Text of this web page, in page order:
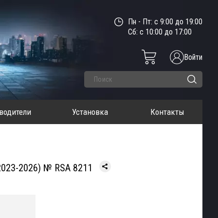
Пн - Пт: с 9:00 до 19:00
Сб: с 10:00 до 17:00
Войти
Установка Контакты
2026) № RSA 8211